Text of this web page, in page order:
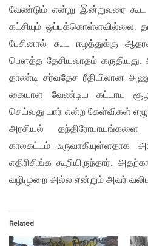
வேண்டும் என்று இன்றுவரை
கட்சியும் ஒப்புக்கொள்ளவில்லை.
பேசினால் கூட ஈழத்துக்கு
பௌத்த தேசியவாதம்
தாண்டி சர்வதேச ரீதியிலான
கையாள வேண்டிய கட்டாய
செய்வது யார் என்ற கேள்விகள்
அரசியல்
காலகட்டம் உருவாகியுள்ளதாக
எதிரிசிங்க கூறியிருந்தார்.
வழிமுறை அல்ல என்றும் அவர்
Related